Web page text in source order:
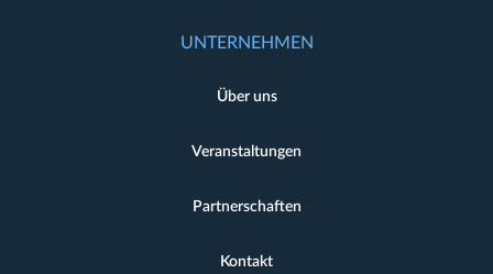
UNTERNEHMEN
Über uns
Veranstaltungen
Partnerschaften
Kontakt